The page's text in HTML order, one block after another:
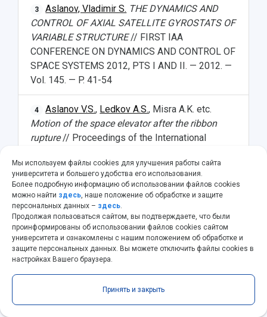
3 Aslanov, Vladimir S. THE DYNAMICS AND
CONTROL OF AXIAL SATELLITE GYROSTATS OF
VARIABLE STRUCTURE// FIRST IAA
CONFERENCE ON DYNAMICS AND CONTROL OF
SPACE SYSTEMS 2012, PTS I AND II. — 2012. —
Vol. 145. — P. 41-54
4 Aslanov V.S., Ledkov A.S., Misra A.K. etc.
Motion of the space elevator after the ribbon
rupture// Proceedings of the International
P. 9408-9415
5 Aslanov V.S. The dynamics and control of
axial satellite gyrostats of variable structure
Advances in the Astronautical Sciences. — 2012.
— Vol. 145. — P. 41-54
pendulum of variable length // Mechanics of
Мы используем файлы cookies для улучшения работы сайта
университета и большего удобства его использования.
Более подробную информацию об использовании файлов cookies
можно найти здесь, наше положение об обработке и защите
персональных данных – здесь.
Продолжая пользоваться сайтом, вы подтверждаете, что были
проинформированы об использовании файлов cookies сайтом
университета и ознакомлены с нашим положением об обработке и
защите персональных данных. Вы можете отключить файлы cookies в
настройках Вашего браузера.
Принять и закрыть